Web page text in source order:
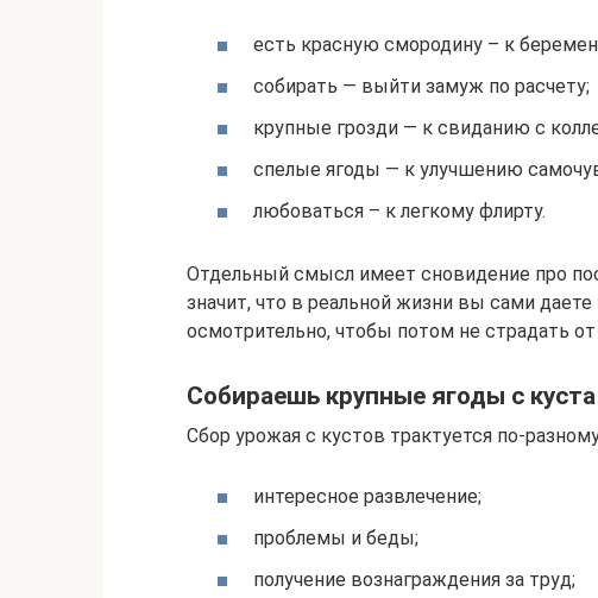
есть красную смородину – к
собирать — выйти замуж по расчету;
крупные грозди — к свиданию с
спелые ягоды — к улучшению
любоваться – к легкому флирту.
Отдельный смысл имеет сновидение про
значит, что в реальной жизни вы сами
осмотрительно, чтобы потом не страдать
Собираешь крупные ягоды с куста
Сбор урожая с кустов трактуется по-
интересное развлечение;
проблемы и беды;
получение вознаграждения за труд;